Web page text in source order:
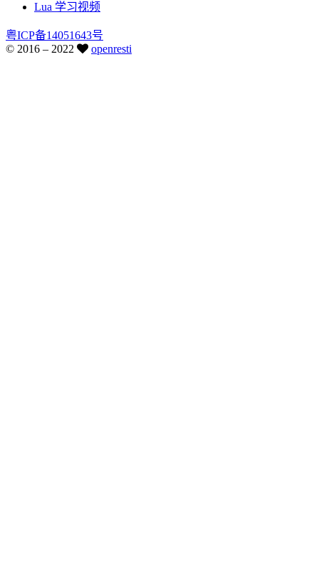
Lua 学习视频
粤ICP备14051643号
© 2016 – 2022 openresti